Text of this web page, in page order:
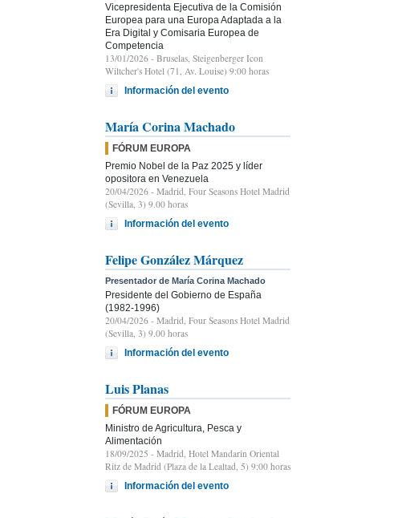
Vicepresidenta Ejecutiva de la Comisión
Europea para una Europa Adaptada a la
Era Digital y Comisaria Europea de
Competencia
13/01/2026 - Bruselas, Steigenberger Icon
Wiltcher's Hotel (71, Av. Louise) 9:00 horas
Información del evento
María Corina Machado
FÓRUM EUROPA
Premio Nobel de la Paz 2025 y líder
opositora en Venezuela
20/04/2026 - Madrid, Four Seasons Hotel Madrid
(Sevilla, 3) 9.00 horas
Información del evento
Felipe González Márquez
Presentador de María Corina Machado
Presidente del Gobierno de España
(1982-1996)
20/04/2026 - Madrid, Four Seasons Hotel Madrid
(Sevilla, 3) 9.00 horas
Información del evento
Luis Planas
FÓRUM EUROPA
Ministro de Agricultura, Pesca y
Alimentación
18/09/2025 - Madrid, Hotel Mandarin Oriental
Ritz de Madrid (Plaza de la Lealtad, 5) 9:00 horas
Información del evento